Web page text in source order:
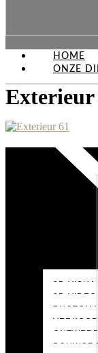
HOME
ONZE
3D
3D VIDEO
Exterieur